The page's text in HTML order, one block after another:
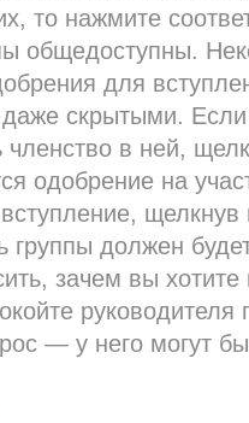
то нажмите
общедоступны.
для
скрытыми. Если
членство в ней,
одобрение на
группы должен
зачем вы хотите
— у него могут